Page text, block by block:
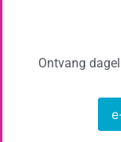
Ontvang